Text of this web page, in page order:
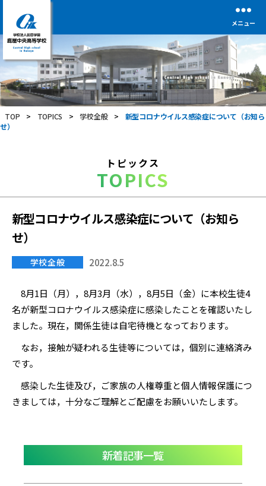
学
校
法
人
前
田
学
高
等
学
校
メニュー
TOP > TOPICS > 学校全般 >
新型コロナウイルス感染症について（お知ら
せ）
トピックス
TOPICS
新型コロナウイルス感染症について（お知ら
せ）
学校全般 2022.8.5
8月1日（月），8月3月（水），8月5日（金）に本校生徒4
名が新型コロナウイルス感染症に感染したことを確認いたし
ました。現在，関係生徒は自宅待機となっております。
なお，接触が疑われる生徒等については，個別に連絡済み
です。
感染した生徒及び，ご家族の人権尊重と個人情報保護につ
きましては，十分なご理解とご配慮をお願いいたします。
新着記事一覧